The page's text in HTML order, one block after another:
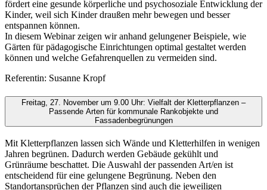
fördert eine gesunde körperliche und psychosoziale Entwicklung der
Kinder, weil sich Kinder draußen mehr bewegen und besser
entspannen können.
In diesem Webinar zeigen wir anhand gelungener Beispiele, wie
Gärten für pädagogische Einrichtungen optimal gestaltet werden
können und welche Gefahrenquellen zu vermeiden sind.
Referentin: Susanne Kropf
Freitag, 27. November um 9.00 Uhr: Vielfalt der Kletterpflanzen –
Passende Arten für kommunale Rankobjekte und
Fassadenbegrünungen
Mit Kletterpflanzen lassen sich Wände und Kletterhilfen in wenigen
Jahren begrünen. Dadurch werden Gebäude gekühlt und
Grünräume beschattet. Die Auswahl der passenden Art/en ist
entscheidend für eine gelungene Begrünung. Neben den
Standortansprüchen der Pflanzen sind auch die jeweiligen